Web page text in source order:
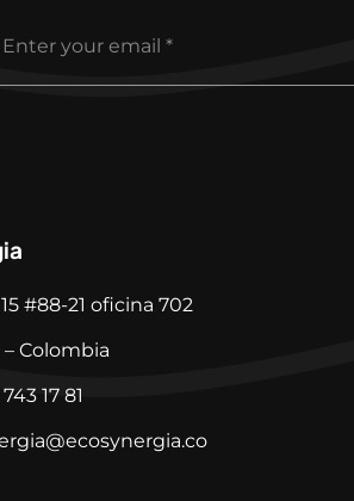
#88-21 oficina 702
Colombia
17 81